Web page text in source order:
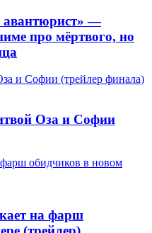
авантюрист» —
про мёртвого, но
и Софии (трейлер финала)
Оза и Софии
фарш обидчиков в новом
на фарш